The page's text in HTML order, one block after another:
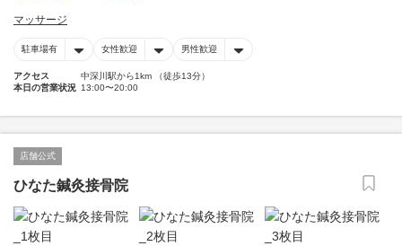
マッサージ
駐車場有 女性歓迎 男性歓迎
アクセス
中深川駅から1km （徒歩13分）
本日の営業状況 13:00〜20:00
店舗公式
ひなた鍼灸接骨院